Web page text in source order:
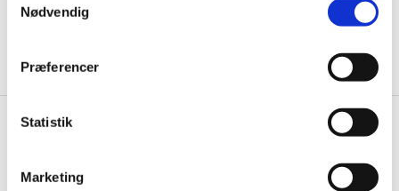
Nødvendig
Præferencer
Statistik
Marketing
Gastrobutikken ApS